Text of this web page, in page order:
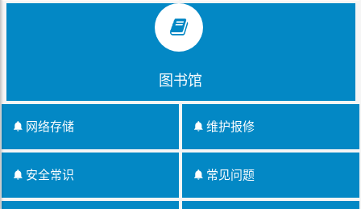
图书馆
网络存储 维护报修
安全常识 常见问题